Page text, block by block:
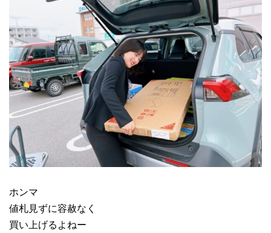
ホンマ
値札見ずに容赦なく
買い上げるよねー